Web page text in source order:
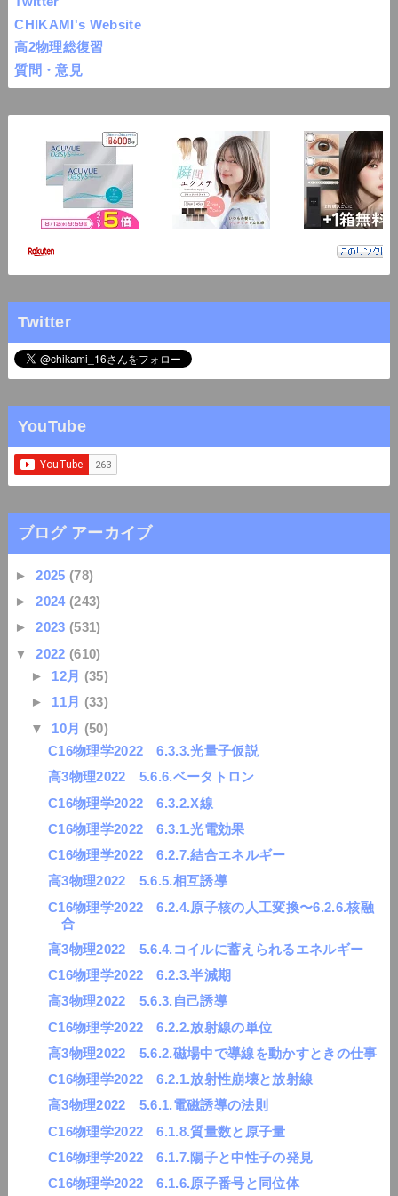
CHIKAMI's Website
高2物理総復習
質問・意見
Twitter
YouTube
ブログ アーカイブ
►2025 (78)
►2024 (243)
►2023 (531)
▼2022 (610)
► 12月 (35)
► 11月 (33)
▼ 10月 (50)
C16物理学2022 6.3.3.光量子仮説
高3物理2022 5.6.6.ベータトロン
C16物理学2022 6.3.2.X線
C16物理学2022 6.3.1.光電効果
C16物理学2022 6.2.7.結合エネルギー
高3物理2022 5.6.5.相互誘導
C16物理学2022 6.2.4.原子核の人工変換〜6.2.6.核融
合
高3物理2022 5.6.4.コイルに蓄えられるエネルギー
C16物理学2022 6.2.3.半減期
高3物理2022 5.6.3.自己誘導
C16物理学2022 6.2.2.放射線の単位
高3物理2022 5.6.2.磁場中で導線を動かすときの仕事
C16物理学2022 6.2.1.放射性崩壊と放射線
高3物理2022 5.6.1.電磁誘導の法則
C16物理学2022 6.1.8.質量数と原子量
C16物理学2022 6.1.7.陽子と中性子の発見
C16物理学2022 6.1.6.原子番号と同位体